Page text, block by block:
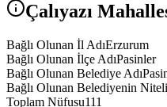
Çalıyazı
Bağlı Olunan İl AdıErzurum
Bağlı Olunan İlçe AdıPasinler
Bağlı Olunan Belediye Adı
Bağlı Olunan Belediyenin
Toplam Nüfusu111